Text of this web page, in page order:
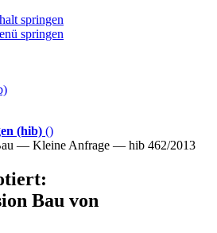
springen
springen
(hib) ()
— Kleine Anfrage — hib 462/2013
Bau von